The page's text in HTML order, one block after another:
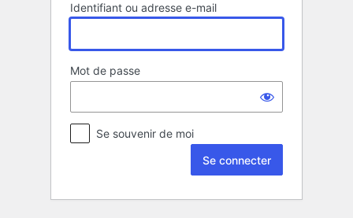
Identifiant ou adresse e-mail
Mot de passe
Se souvenir de moi